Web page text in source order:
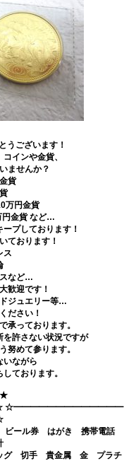
うございます！
インや金貨、
ませんか？
貨
万円金貨
円金貨 など…
プしております！
ております！
ス
など…
迎です！
ジュエリー等…
ださい！
承っております。
を許さない状況ですが
努めて参ります。
いながら
ております。
★
☆━━━━━━━━━━━━━
ビール券 はがき 携帯電話
グ 切手 貴金属 金 プラチ